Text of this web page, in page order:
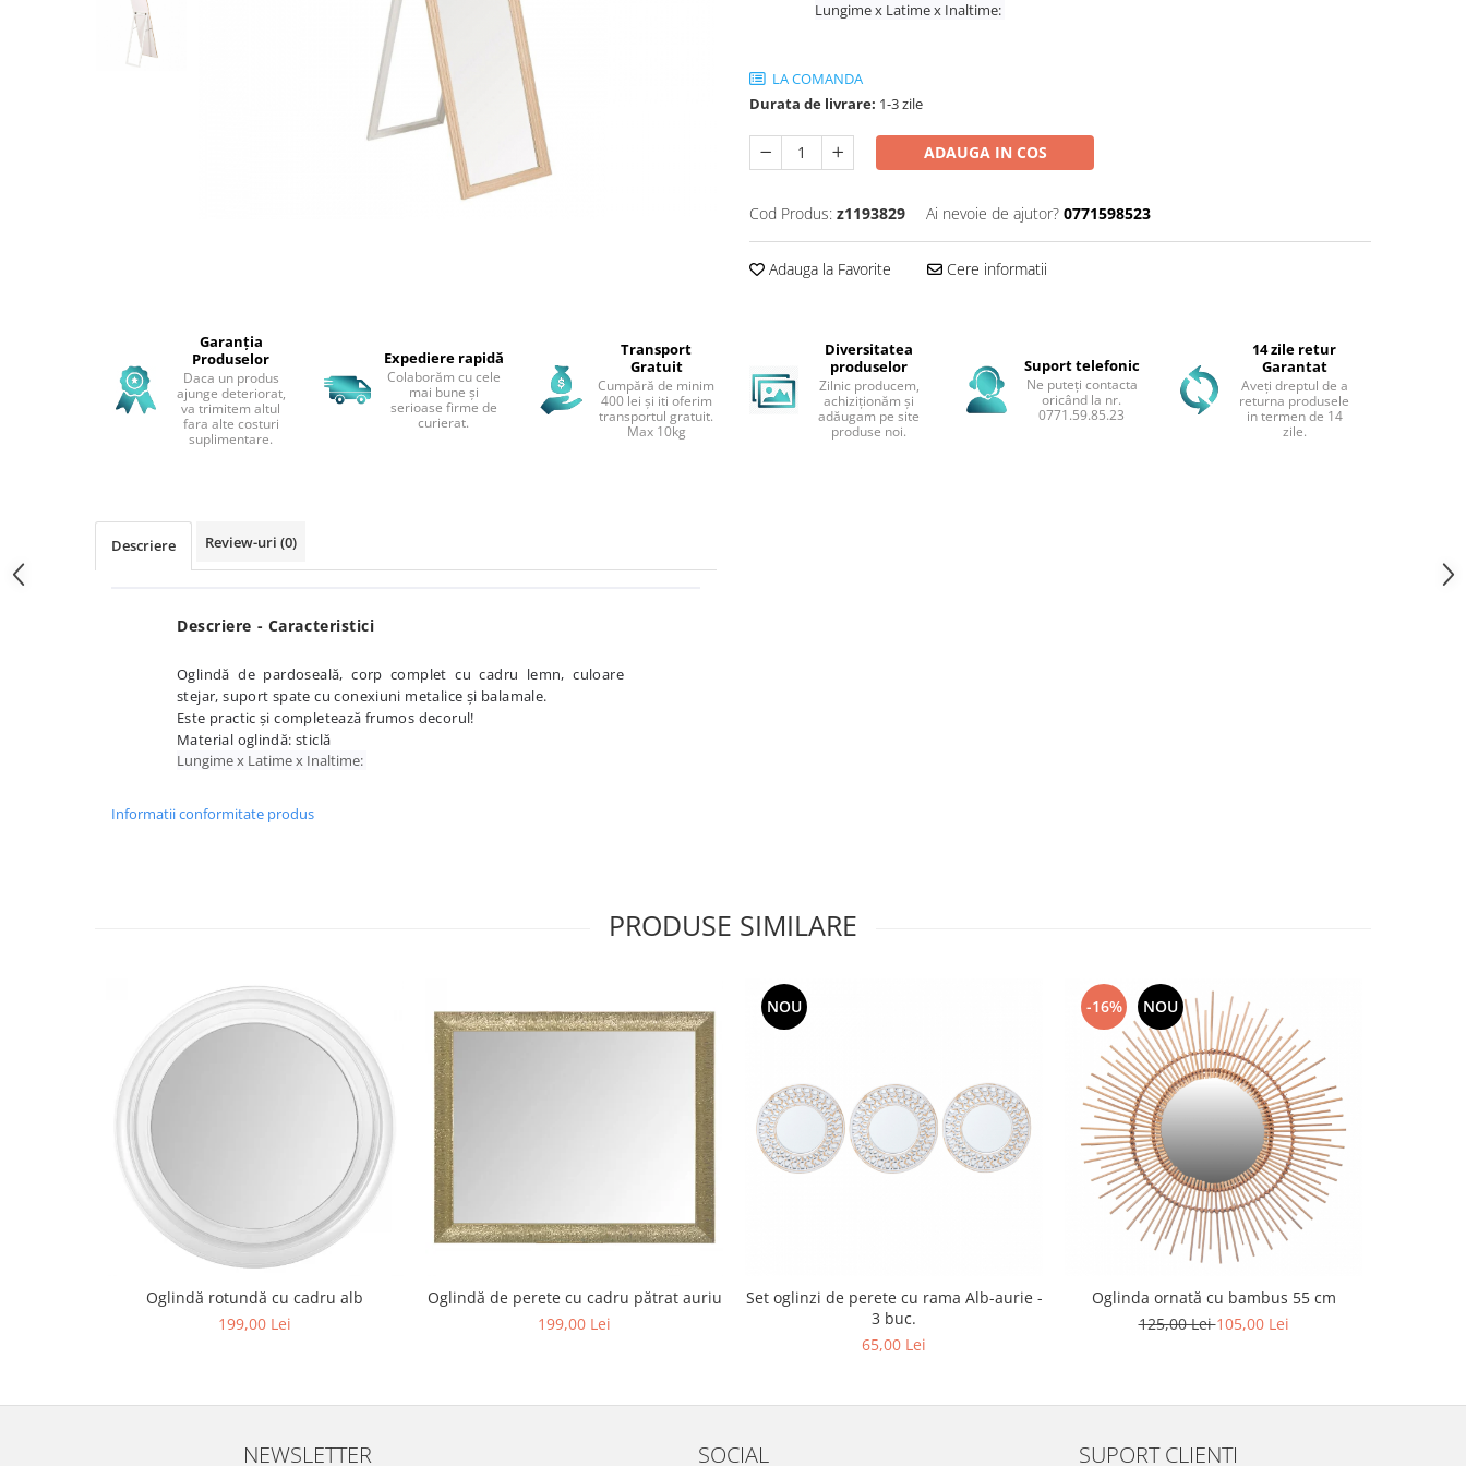
Perne decorative
Recipiente pentru lichide
Textile Bucatarie
Lungime x Latime x Inaltime:
LA COMANDA
Durata de livrare: 1-3 zile
ADAUGA IN COS
Cod Produs: z1193829 Ai nevoie de ajutor? 0771598523
Adauga la Favorite Cere informatii
Garanția
Produselor
Daca un produs
ajunge deteriorat,
va trimitem altul
fara alte costuri
suplimentare.
Expediere rapidă
Colaborăm cu cele
mai bune și
serioase firme de
curierat.
Transport
Gratuit
Cumpără de minim
400 lei și iti oferim
transportul gratuit.
Max 10kg
Diversitatea
produselor
Zilnic producem,
achiziționăm și
adăugam pe site
produse noi.
Suport telefonic
Ne puteți contacta
oricând la nr.
0771.59.85.23
14 zile retur
Garantat
Aveți dreptul de a
returna produsele
in termen de 14
zile.
Descriere Review-uri (0)
Descriere - Caracteristici
Oglindă de pardoseală, corp complet cu cadru lemn, culoare
stejar, suport spate cu conexiuni metalice și balamale.
Este practic și completează frumos decorul!
Material oglindă: sticlă
Lungime x Latime x Inaltime:
Informatii conformitate produs
PRODUSE SIMILARE
Oglindă rotundă cu cadru alb
199,00 Lei
Oglindă de perete cu cadru pătrat auriu
199,00 Lei
NOU
Set oglinzi de perete cu rama Alb-aurie -
3 buc.
65,00 Lei
-16% NOU
Oglinda ornată cu bambus 55 cm
125,00 Lei105,00 Lei
NEWSLETTER SOCIAL SUPORT CLIENTI